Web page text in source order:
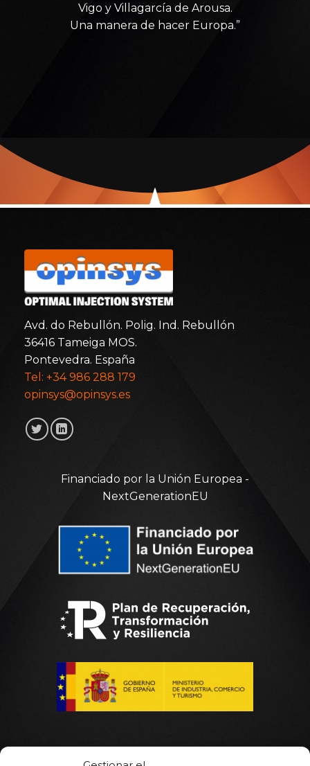
Vigo y Villagarcía de Arousa.
Una manera de hacer Europa.”
Avd. do Rebullón. Polig. Ind. Rebullón
36416 Tameiga MOS.
Pontevedra. España
Tel: +34 986 288 179
opinsys@opinsys.es
Financiado por la Unión Europea -
NextGenerationEU